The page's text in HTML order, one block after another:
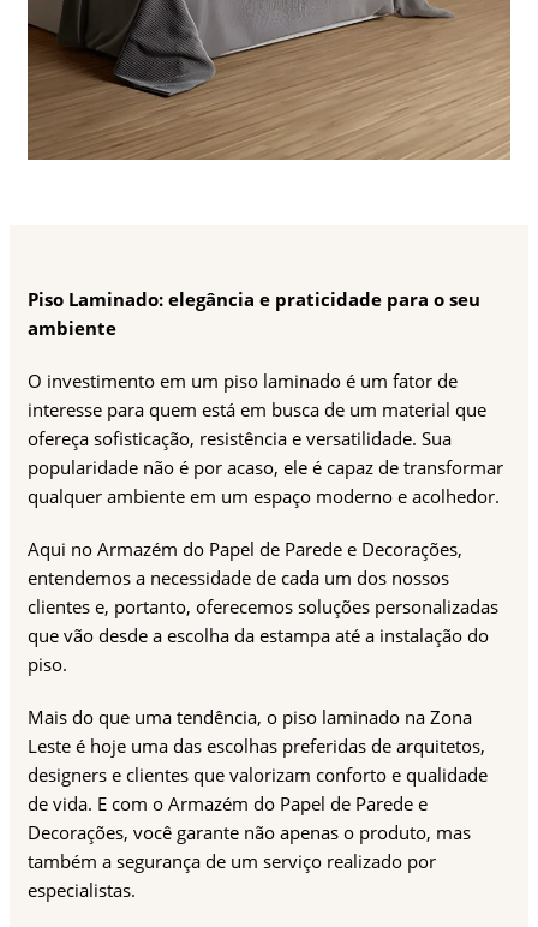
Piso Laminado: elegância e praticidade para o seu
ambiente
O investimento em um piso laminado é um fator de
interesse para quem está em busca de um material que
ofereça sofisticação, resistência e versatilidade. Sua
popularidade não é por acaso, ele é capaz de transformar
qualquer ambiente em um espaço moderno e acolhedor.
Aqui no Armazém do Papel de Parede e Decorações,
entendemos a necessidade de cada um dos nossos
clientes e, portanto, oferecemos soluções personalizadas
que vão desde a escolha da estampa até a instalação do
piso.
Mais do que uma tendência, o piso laminado na Zona
Leste é hoje uma das escolhas preferidas de arquitetos,
designers e clientes que valorizam conforto e qualidade
de vida. E com o Armazém do Papel de Parede e
Decorações, você garante não apenas o produto, mas
também a segurança de um serviço realizado por
especialistas.